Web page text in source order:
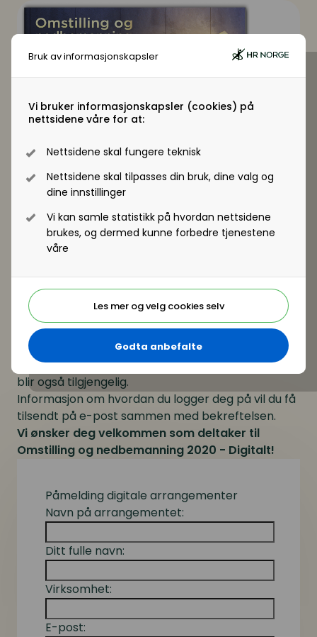
Bruk av informasjonskapsler
Vi bruker informasjonskapsler (cookies) på
nettsidene våre for at:
Nettsidene skal fungere teknisk
Nettsidene skal tilpasses din bruk, dine valg og
dine innstillinger
Vi kan samle statistikk på hvordan nettsidene
brukes, og dermed kunne forbedre tjenestene
våre
Les mer og velg cookies selv
Godta anbefalte
Konferansen ble gjennomført digitalt
3.september.
Pris:
For medlemmer: kr. 3500,-
For ikke-medlemmer: kr. 7000,-
medlemsfordelene her
Personlig tilgang:
Når du sender oss din påmelding får du tilgang til
konferansen med alle foredragene. Du vil ha
denne tilgangen i to uker fra den dagen du får
tilgang. Dokumentasjon fra det enkelte foredrag
blir også tilgjengelig.
Informasjon om hvordan du logger deg på vil du få
tilsendt på e-post sammen med bekreftelsen.
Vi ønsker deg velkommen som deltaker til
Omstilling og nedbemanning 2020 - Digitalt!
Påmelding digitale arrangementer
Navn på arrangementet:
Ditt fulle navn:
Virksomhet:
E-post: